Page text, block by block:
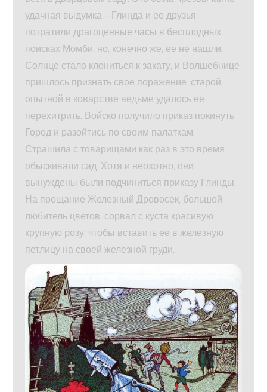
удачная выдумка – Глинда и ее друзья
потратили драгоценные часы в бесплодных
поисках Момби, но, конечно же, ее не нашли.
Солнце стало клониться к закату, и Волшебнице
пришлось признать свое поражение: старой,
опытной в коварстве ведьме удалось ее
перехитрить. Войско получило приказ покинуть
Город и разойтись по своим палаткам.
Страшила с товарищами как раз в это время
обыскивали сад. Хотя и неохотно, они
вынуждены были подчиниться приказу Глинды.
На прощание Железный Дровосек, большой
любитель цветов, сорвал с куста красивую
крупную розу, чтобы вставить ее в железную
петлицу на своей железной груди.